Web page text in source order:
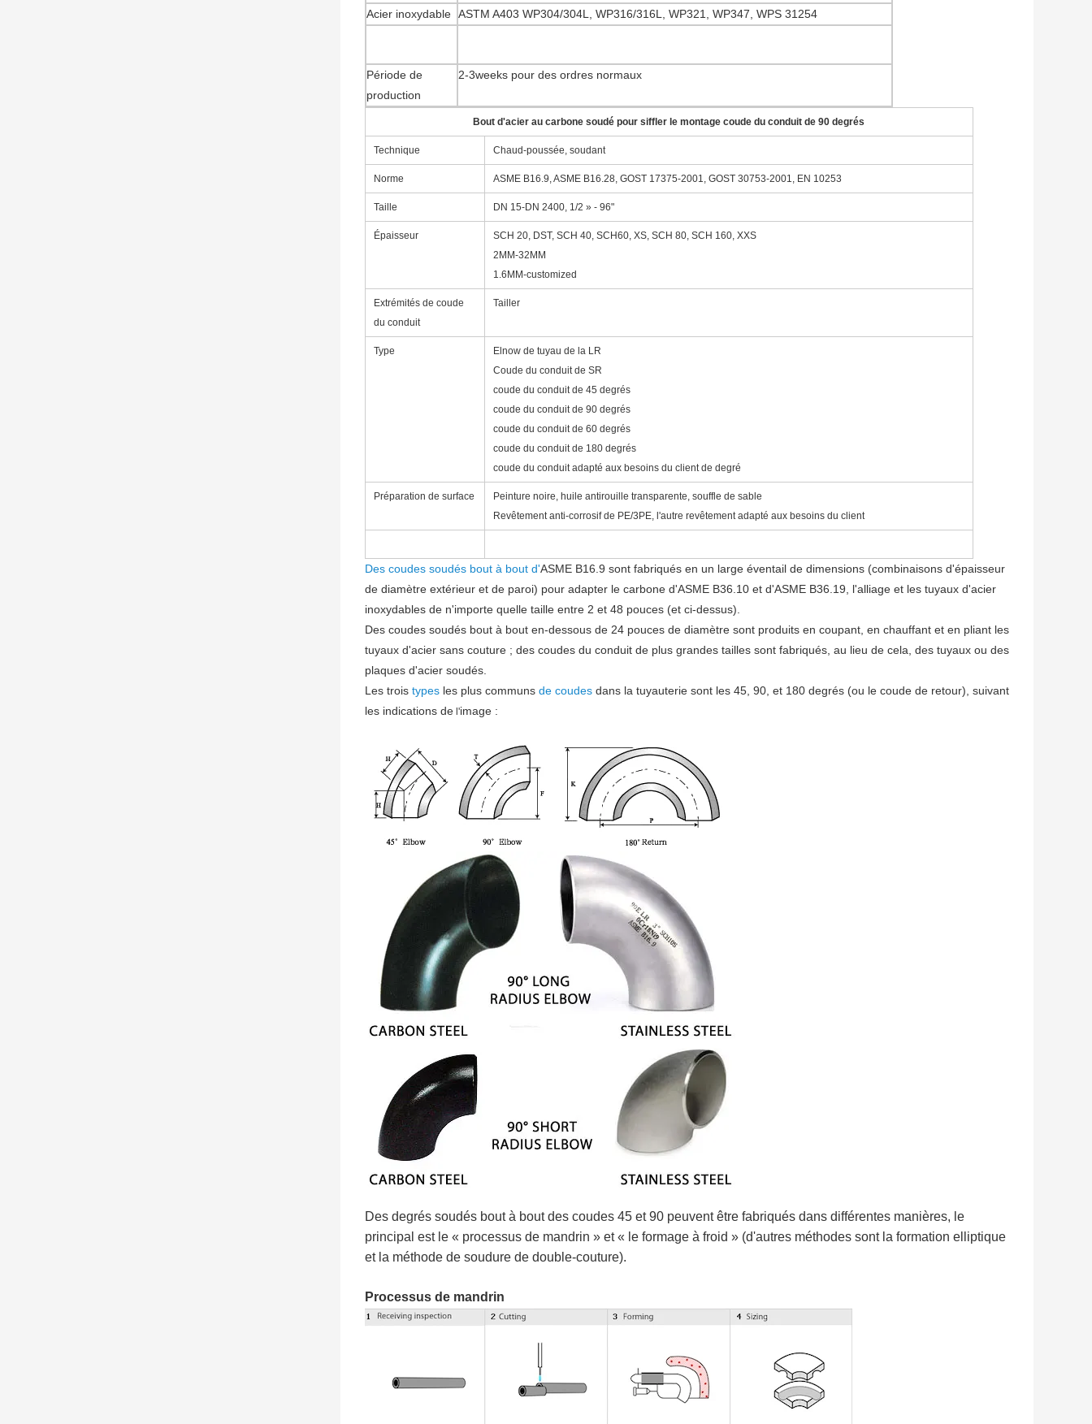
Acier inoxydable ASTM A403 WP304/304L, WP316/316L, WP321, WP347, WPS 31254
Période de
production
2-3weeks pour des ordres normaux
Bout d'acier au carbone soudé pour siffler le montage coude du conduit de 90 degrés
Technique Chaud-poussée, soudant
Norme ASME B16.9, ASME B16.28, GOST 17375-2001, GOST 30753-2001, EN 10253
Taille DN 15-DN 2400, 1/2 » - 96"
Épaisseur
SCH 20, DST, SCH 40, SCH60, XS, SCH 80, SCH 160, XXS
2MM-32MM
1.6MM-customized
Extrémités de coude
du conduit
Tailler
Type
Elnow de tuyau de la LR
Coude du conduit de SR
coude du conduit de 45 degrés
coude du conduit de 90 degrés
coude du conduit de 60 degrés
coude du conduit de 180 degrés
coude du conduit adapté aux besoins du client de degré
Préparation de surface
Peinture noire, huile antirouille transparente, souffle de sable
Revêtement anti-corrosif de PE/3PE, l'autre revêtement adapté aux besoins du client
Des coudes soudés bout à bout d'ASME B16.9 sont fabriqués en un large éventail de dimensions (combinaisons d'épaisseur
de diamètre extérieur et de paroi) pour adapter le carbone d'ASME B36.10 et d'ASME B36.19, l'alliage et les tuyaux d'acier
inoxydables de n'importe quelle taille entre 2 et 48 pouces (et ci-dessus).
Des coudes soudés bout à bout en-dessous de 24 pouces de diamètre sont produits en coupant, en chauffant et en pliant les
tuyaux d'acier sans couture ; des coudes du conduit de plus grandes tailles sont fabriqués, au lieu de cela, des tuyaux ou des
plaques d'acier soudés.
Les trois types les plus communs de coudes dans la tuyauterie sont les 45, 90, et 180 degrés (ou le coude de retour), suivant
les indications de l'image :
Des degrés soudés bout à bout des coudes 45 et 90 peuvent être fabriqués dans différentes manières, le
principal est le « processus de mandrin » et « le formage à froid » (d'autres méthodes sont la formation elliptique
et la méthode de soudure de double-couture).
Processus de mandrin